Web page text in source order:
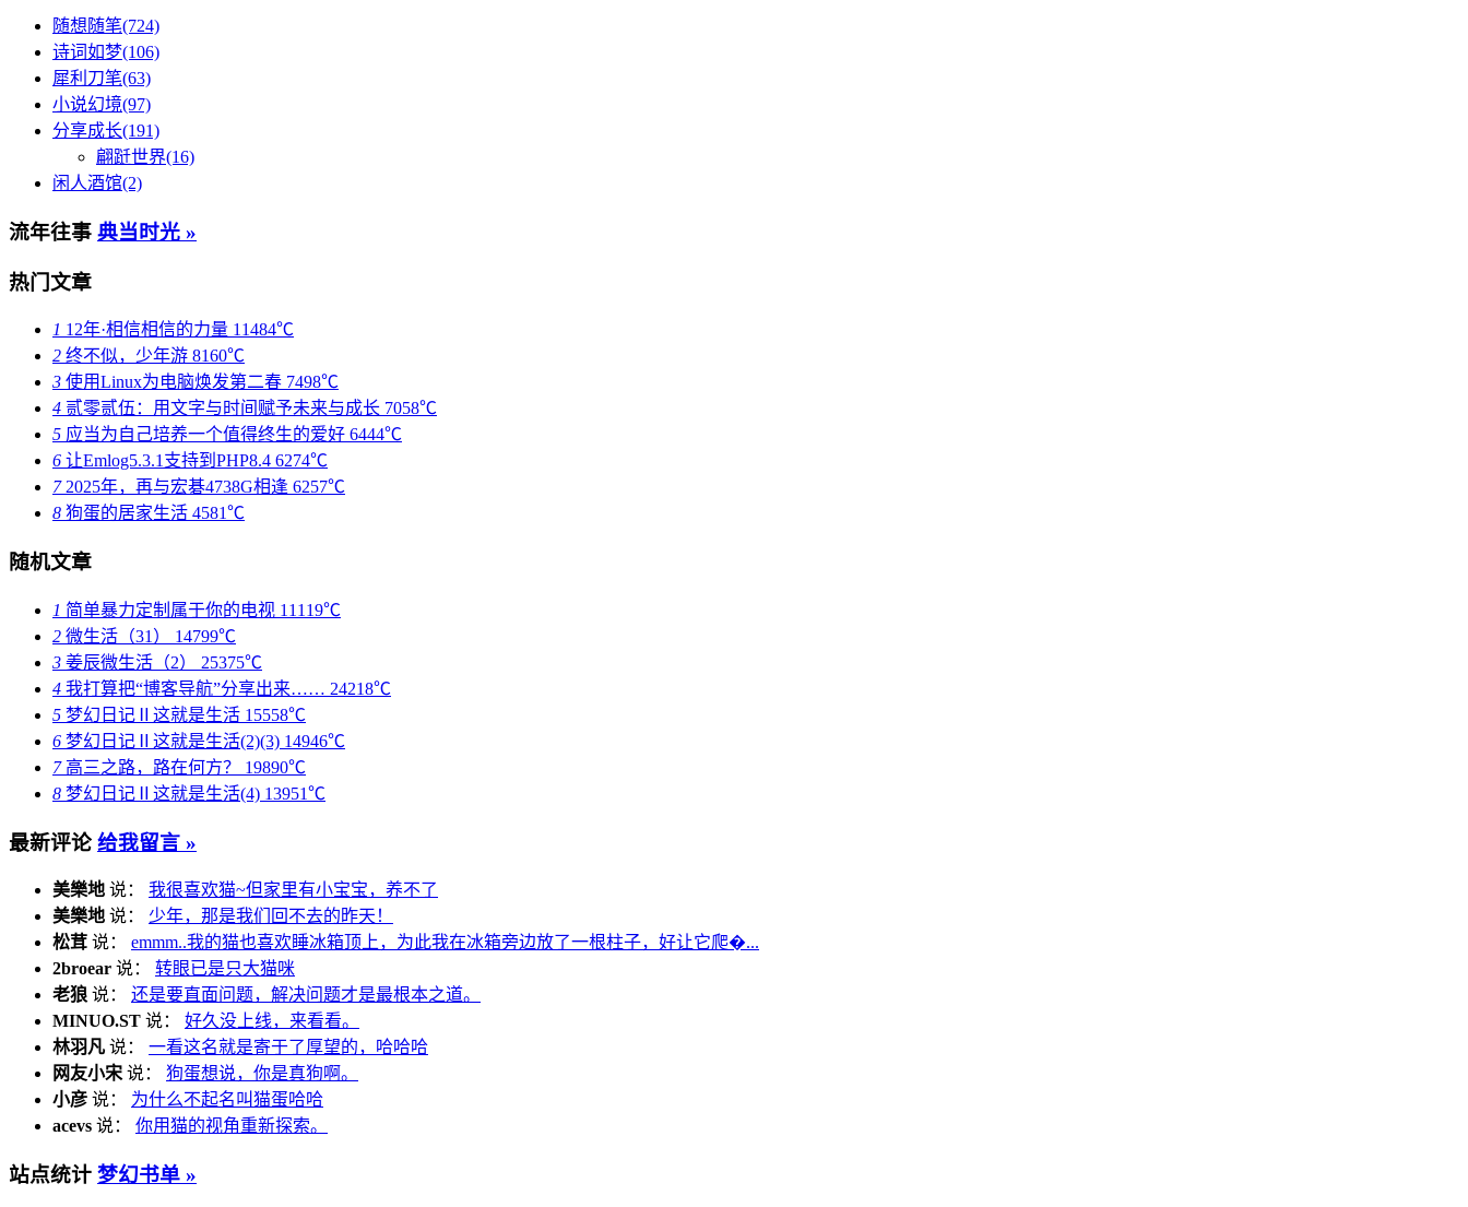
随想随笔(724)
诗词如梦(106)
犀利刀笔(63)
小说幻境(97)
分享成长(191)
翩跹世界(16)
闲人酒馆(2)
流年往事 典当时光 »
热门文章
1 12年·相信相信的力量 11484℃
2 终不似，少年游 8160℃
3 使用Linux为电脑焕发第二春 7498℃
4 贰零贰伍：用文字与时间赋予未来与成长 7058℃
5 应当为自己培养一个值得终生的爱好 6444℃
6 让Emlog5.3.1支持到PHP8.4 6274℃
72025年，再与宏碁4738G相逢 6257℃
8 狗蛋的居家生活 4581℃
随机文章
1 简单暴力定制属于你的电视 11119℃
2 微生活（31） 14799℃
3 姜辰微生活（2） 25375℃
4 我打算把“博客导航”分享出来…… 24218℃
5 梦幻日记Ⅱ这就是生活 15558℃
6 梦幻日记Ⅱ这就是生活(2)(3) 14946℃
7高三之路，路在何方？ 19890℃
8 梦幻日记Ⅱ这就是生活(4) 13951℃
最新评论 给我留言 »
美樂地 说： 我很喜欢猫~但家里有小宝宝，养不了
美樂地 说： 少年，那是我们回不去的昨天！
松茸 说： emmm..我的猫也喜欢睡冰箱顶上，为此我在冰箱旁边放了一根柱子，好让它爬�...
2broear 说： 转眼已是只大猫咪
老狼 说： 还是要直面问题，解决问题才是最根本之道。
MINUO.ST 说： 好久没上线，来看看。
林羽凡 说： 一看这名就是寄于了厚望的，哈哈哈
网友小宋 说： 狗蛋想说，你是真狗啊。
小彦 说： 为什么不起名叫猫蛋哈哈
acevs 说： 你用猫的视角重新探索。
站点统计 梦幻书单 »